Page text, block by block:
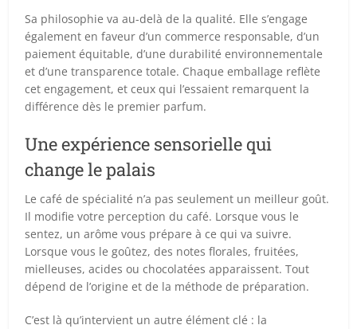
Sa philosophie va au-delà de la qualité. Elle s’engage
également en faveur d’un commerce responsable, d’un
paiement équitable, d’une durabilité environnementale
et d’une transparence totale. Chaque emballage reflète
cet engagement, et ceux qui l’essaient remarquent la
différence dès le premier parfum.
Une expérience sensorielle qui
change le palais
Le café de spécialité n’a pas seulement un meilleur goût.
Il modifie votre perception du café. Lorsque vous le
sentez, un arôme vous prépare à ce qui va suivre.
Lorsque vous le goûtez, des notes florales, fruitées,
mielleuses, acides ou chocolatées apparaissent. Tout
dépend de l’origine et de la méthode de préparation.
C’est là qu’intervient un autre élément clé : la